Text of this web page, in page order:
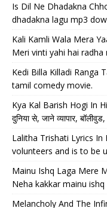
Is Dil Ne Dhadakna
dhadakna lagu mp3
Kali Kamli Wala Mera
Meri vinti yahi hai radha
Kedi Billa Killadi Ranga
tamil comedy movie.
Kya Kal Barish Hogi In
दुनिया से, जाने व्यापार,
Lalitha Trishati Lyrics In
volunteers and is to be
Mainu Ishq Laga Mere
Neha kakkar mainu
Melancholy And The